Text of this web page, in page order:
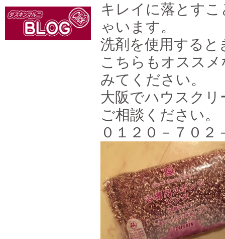
キレイに落とす
ゃいます。
洗剤を使用する
こちらもオスス
みてください。
大阪でハウスク
ご相談ください。
０１２０－７０２